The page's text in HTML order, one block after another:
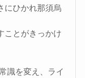
にひかれ那須烏
ことがきっかけ
識を変え、ライ